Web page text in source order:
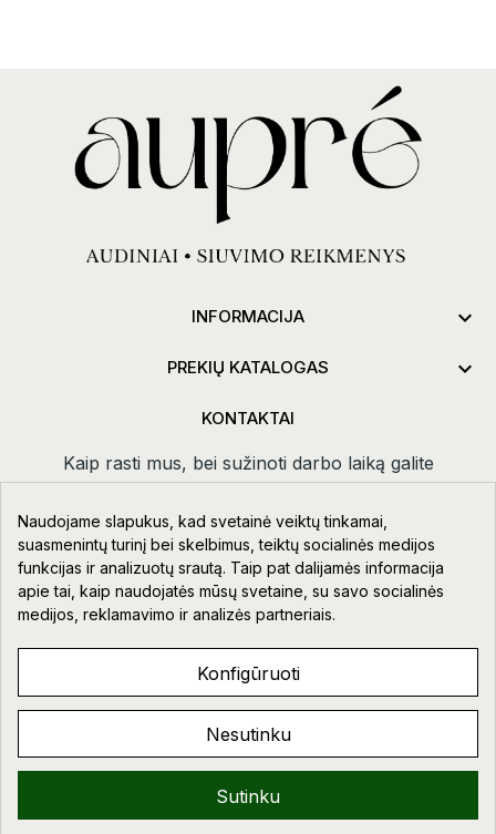
INFORMACIJA 
PREKIŲ KATALOGAS 
KONTAKTAI
Kaip rasti mus, bei sužinoti darbo laiką galite
paspauduskontaktai.
Taikos pr. 111-109, Klaipėda
+370 678 02418
info@aupre.lt
Facebook
AUPRE.LT © 2023 - 2026. VISOS TEISĖS SAUGOMOS.
Naudojame slapukus, kad svetainė veiktų tinkamai,
suasmenintų turinį bei skelbimus, teiktų socialinės medijos
funkcijas ir analizuotų srautą. Taip pat dalijamės informacija
apie tai, kaip naudojatės mūsų svetaine, su savo socialinės
medijos, reklamavimo ir analizės partneriais.
Konfigūruoti
Nesutinku
Sutinku